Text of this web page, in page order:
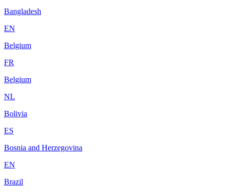
Bangladesh
EN
Belgium
FR
Belgium
NL
Bolivia
ES
Bosnia and Herzegovina
EN
Brazil